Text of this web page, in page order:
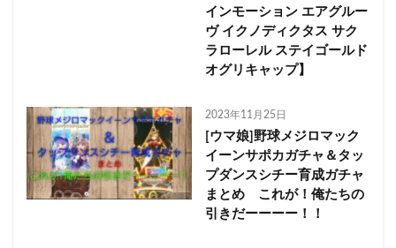
インモーション エアグルー
ヴ イクノディクタス サク
ラローレル ステイゴールド
オグリキャップ】
2023年11月25日
[ウマ娘]野球メジロマック
イーンサポカガチャ＆タッ
プダンスシチー育成ガチャ
まとめ これが！俺たちの
引きだーーーー！！